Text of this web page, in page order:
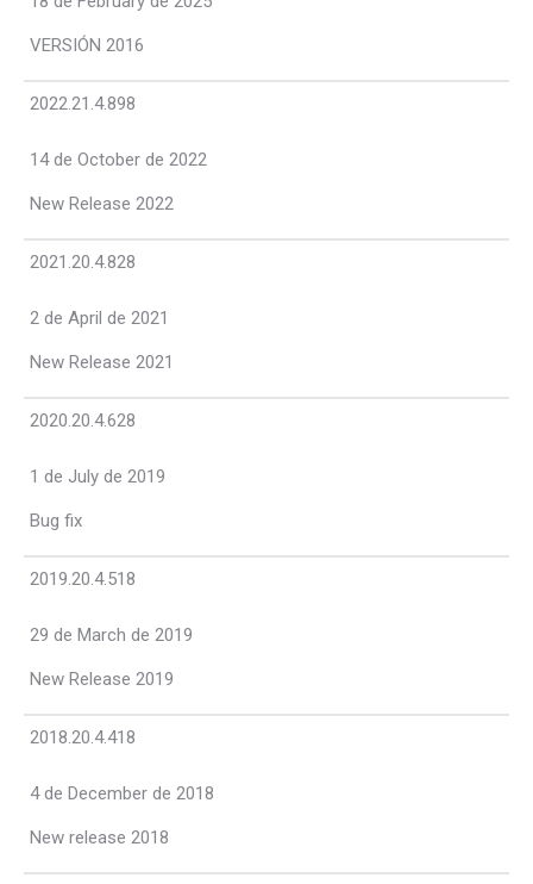
VERSIÓN 2016
2022.21.4.898
14 de October de 2022
New Release 2022
2021.20.4.828
2 de April de 2021
New Release 2021
2020.20.4.628
1 de July de 2019
Bug fix
2019.20.4.518
29 de March de 2019
New Release 2019
2018.20.4.418
4 de December de 2018
New release 2018